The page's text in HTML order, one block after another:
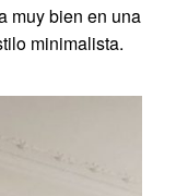
muy bien en una
minimalista.